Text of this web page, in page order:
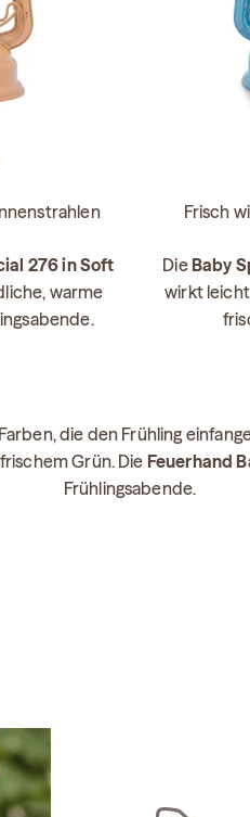
276 in Soft
warme
Frisch
Die Baby
wirkt
Farben, die den Frühling
Grün. Die Feuerhand
Frühlingsabende.